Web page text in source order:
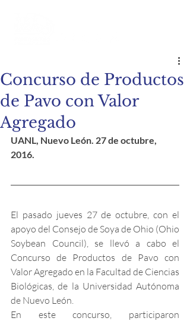
Concurso de Productos
de Pavo con Valor
Agregado
UANL, Nuevo León. 27 de octubre,
2016.
El pasado jueves 27 de octubre, con el
apoyo del Consejo de Soya de Ohio (Ohio
Soybean Council), se llevó a cabo el
Concurso de Productos de Pavo con
Valor Agregado en la Facultad de Ciencias
Biológicas, de la Universidad Autónoma
de Nuevo León.
En este concurso, participaron